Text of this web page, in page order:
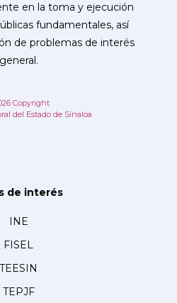
en la toma y ejecución
fundamentales, así
de problemas de interés
general.
Copyright
del Estado de Sinaloa
de interés
INE
FISEL
TEESIN
TEPJF